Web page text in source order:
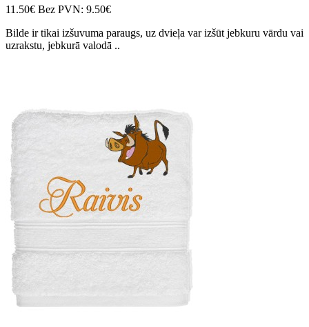
11.50€ Bez PVN: 9.50€
Bilde ir tikai izšuvuma paraugs, uz dvieļa var izšūt jebkuru vārdu vai
uzrakstu, jebkurā valodā ..